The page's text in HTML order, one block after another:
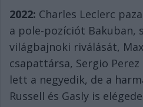
2022: Charles Leclerc
a pole-pozíciót Bakuban,
világbajnoki riválását,
csapattársa, Sergio
lett a negyedik, de a
Russell és Gasly is